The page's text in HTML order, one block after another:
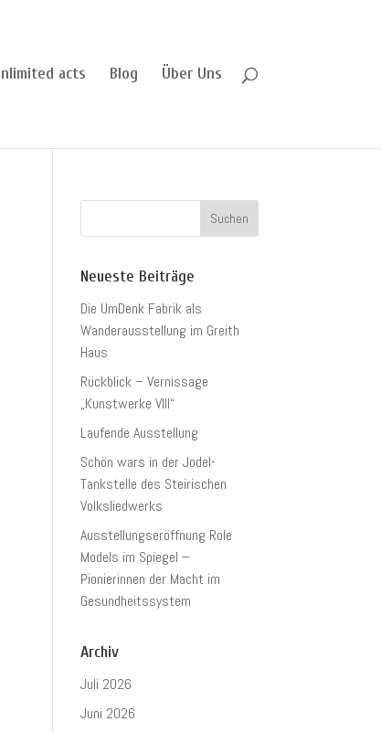
acts Blog Über Uns
Neueste Beiträge
Die UmDenk Fabrik als
Wanderausstellung im Greith
Haus
Rückblick – Vernissage
„Kunstwerke VIII“
Laufende Ausstellung
Schön wars in der Jodel-
Tankstelle des Steirischen
Volksliedwerks
Ausstellungseröffnung Role
Models im Spiegel –
Pionierinnen der Macht im
Gesundheitssystem
Archiv
Juli 2026
Juni 2026